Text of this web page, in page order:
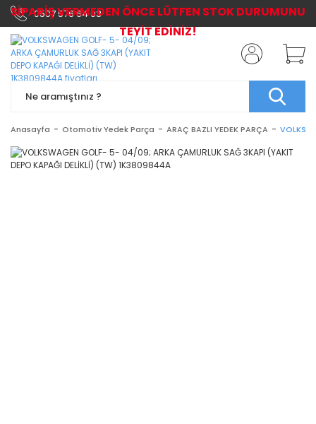
0507 576 64 03
Anasayfa Otomotiv Yedek Parça ARAÇ BAZLI YEDEK PARÇA
SİPARİŞ VERMEDEN ÖNCE LÜTFEN STOK DURUMUNU
TEYİT EDİNİZ!